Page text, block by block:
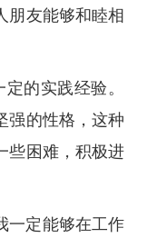
朋友能够和睦相
的实践经验。
强的性格，这种
些困难，积极进
一定能够在工作